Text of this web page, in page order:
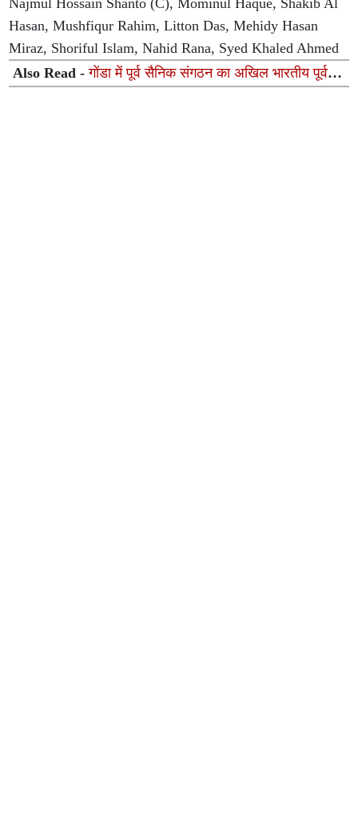
Najmul Hossain Shanto (C), Mominul Haque, Shakib Al
Hasan, Mushfiqur Rahim, Litton Das, Mehidy Hasan
Miraz, Shoriful Islam, Nahid Rana, Syed Khaled Ahmed
Also Read -गोंडा में पूर्व सैनिक संगठन का अखिल भारतीय पूर्व
सैनिक सेवा परिषद में विलय